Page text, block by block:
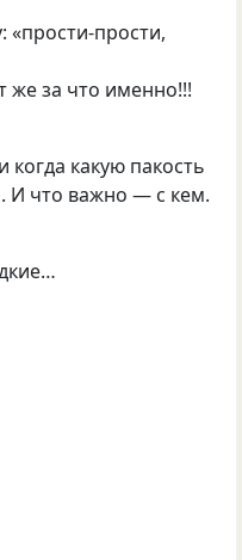
«прости-прости,
же за что именно!!!
какую пакость
И что важно — с кем.